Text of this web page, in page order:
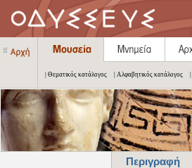
| Θεματικός κατάλογος | Αλφαβητικός κατάλογος
Περιγραφή